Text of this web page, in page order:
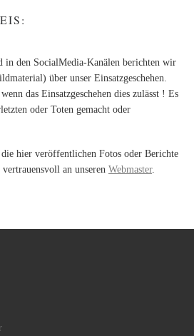
in den SocialMedia-Kanälen berichten wir
über unser Einsatzgeschehen.
das Einsatzgeschehen dies zulässt ! Es
oder Toten gemacht oder
hier veröffentlichen Fotos oder Berichte
an unseren Webmaster.